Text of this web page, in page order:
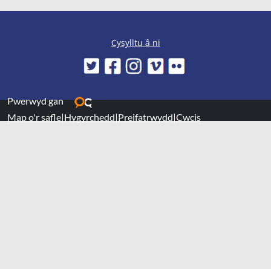
Cysylltu â ni
Pwerwyd gan
Map o'r safle|Hygyrchedd|Preifatrwydd|Cwcis